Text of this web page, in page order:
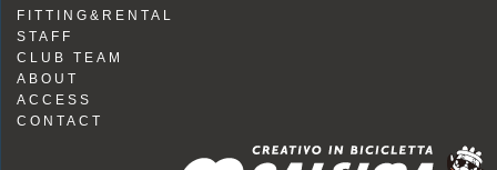
FITTING&RENTAL
STAFF
CLUB TEAM
ABOUT
ACCESS
CONTACT